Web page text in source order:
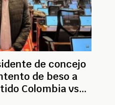
de concejo
de beso a
Colombia vs